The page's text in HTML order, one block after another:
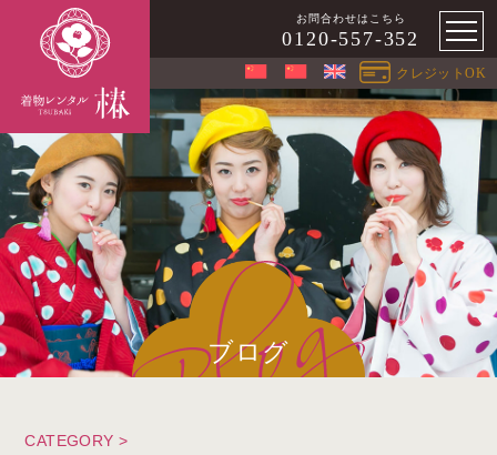
お問合わせはこちら
0120-557-352
クレジットOK
ブログ
CATEGORY >